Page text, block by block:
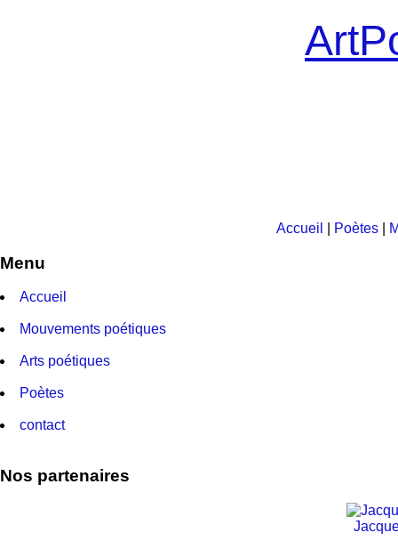
Accueil Poètes|
Menu
Accueil
Mouvements poétiques
Arts poétiques
Poètes
contact
Nos partenaires